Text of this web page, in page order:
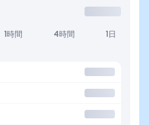
1時間 4時間 1日